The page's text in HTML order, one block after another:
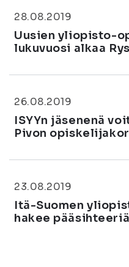
28.08.2019
Uusien yliopisto-
lukuvuosi alkaa
26.08.2019
ISYYn jäsenenä
Pivon
23.08.2019
Itä-Suomen
hakee pääsihteeriä